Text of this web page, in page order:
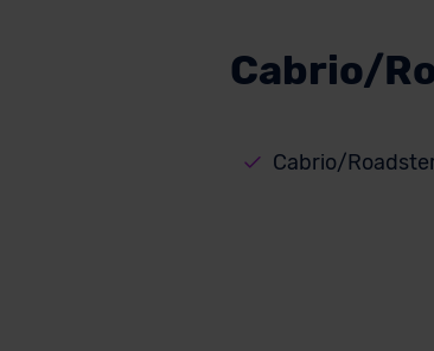
Cabrio/
Cabrio/